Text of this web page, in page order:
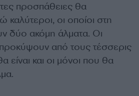
προσπάθειες θα
καλύτεροι, οι οποίοι στη
δύο ακόμη άλματα. Οι
προκύψουν από τους τέσσερις
είναι και οι μόνοι που θα